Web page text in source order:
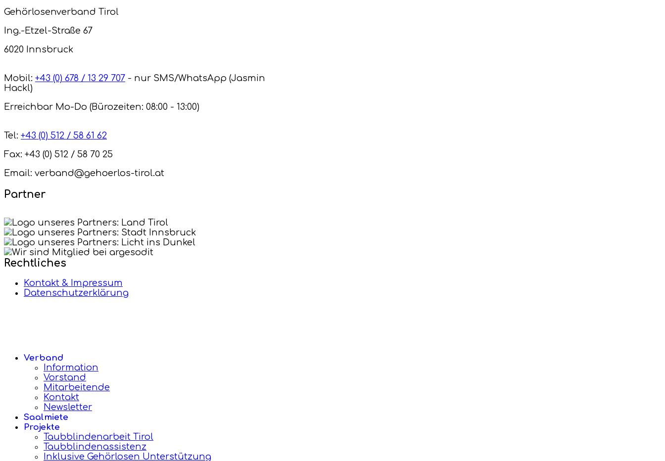
Gehörlosenverband Tirol
Ing.-Etzel-Straße 67
6020 Innsbruck
Mobil: +43 (0) 678 / 13 29 707 - nur SMS/WhatsApp (Jasmin
Hackl)
Erreichbar Mo-Do (Bürozeiten: 08:00 - 13:00)
Tel: +43 (0) 512 / 58 61 62
Fax: +43 (0) 512 / 58 70 25
Email: verband@gehoerlos-tirol.at
Partner
Rechtliches
Kontakt & Impressum
Datenschutzerklärung
Verband
Information
Vorstand
Mitarbeitende
Kontakt
Newsletter
Saalmiete
Projekte
Taubblindenarbeit Tirol
Taubblindenassistenz
Inklusive Gehörlosen Unterstützung